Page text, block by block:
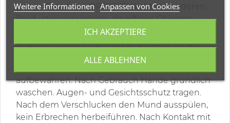
giftige Gase frei. VORSICHT! Nicht mit anderen
Produkten verwenden, da giftiges Chlorgas
freigesetzt wird. Konsultieren Sie
gegebenenfalls einen Arzt und halten Sie die
Verpackung oder das Produktetikett bereit.
aufbewahren. Nach Gebrauch Hände gründlich
waschen. Augen- und Gesichtsschutz tragen.
Nach dem Verschlucken den Mund ausspülen,
kein Erbrechen herbeiführen. Nach Kontakt mit
Weitere Informationen Anpassen von Cookies
ALLE ABLEHNEN
ICH AKZEPTIERE